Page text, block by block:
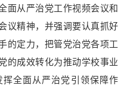
面从严治党工作视频会议和
议精神，并强调要认真抓好
的定力，把管党治党各项工
的成效转化为推动学校事业
全面从严治党引领保障作